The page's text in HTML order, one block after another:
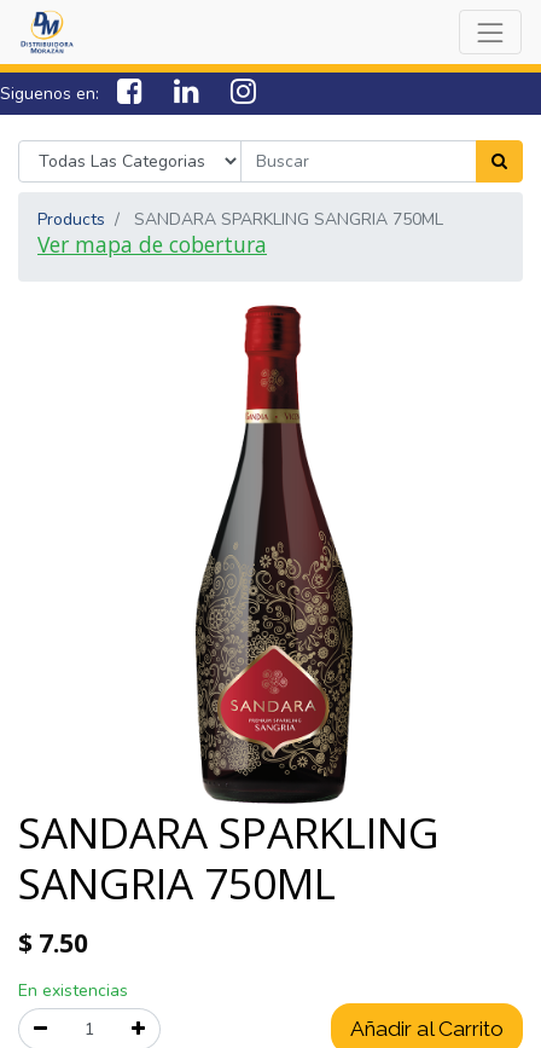
Siguenos en:
7538-0000 sac@lamorazan.com
Products SANDARA SPARKLING SANGRIA 750ML
Ver mapa de cobertura
SANDARA SPARKLING
SANGRIA 750ML
$ 7.50
En existencias
Añadir al Carrito